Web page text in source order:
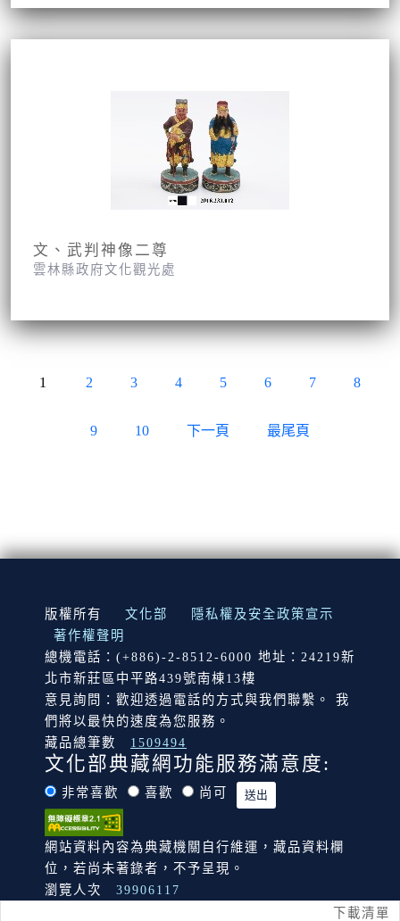
下載清單
文、武判神像二尊
雲林縣政府文化觀光處
1 2 3 4 5 6 7 8
9 10 下一頁 最尾頁
:::
版權所有 文化部
隱私權及安全政策宣示
著作權聲明
總機電話：(+886)-2-8512-6000 地址：24219新
北市新莊區中平路439號南棟13樓
意見詢問：歡迎透過電話的方式與我們聯繫。 我
們將以最快的速度為您服務。
藏品總筆數
1509494
文化部典藏網功能服務滿意度:
非常喜歡 喜歡 尚可
網站資料內容為典藏機關自行維運，藏品資料欄
位，若尚未著錄者，不予呈現。
瀏覽人次
39906117